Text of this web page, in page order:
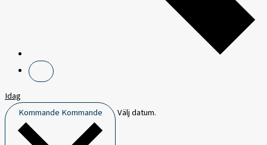
Idag
Kommande Kommande Välj datum.